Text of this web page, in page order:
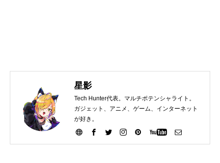
星影
Tech Hunter代表。マルチポテンシャライト。
ガジェット、アニメ、ゲーム、インターネット
が好き。